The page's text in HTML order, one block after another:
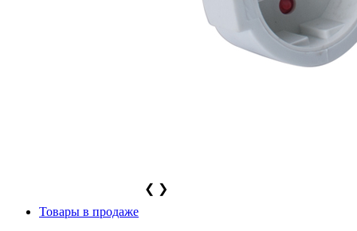
Товары в продаже
❮ ❯